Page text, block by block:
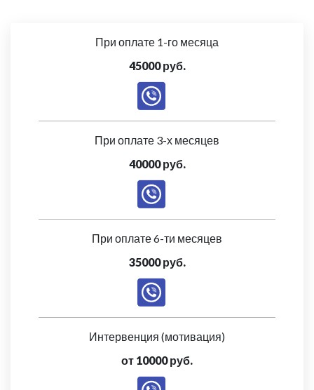
При оплате 1-го месяца
45000 руб.
При оплате 3-х месяцев
40000 руб.
При оплате 6-ти месяцев
35000 руб.
Интервенция (мотивация)
от 10000 руб.